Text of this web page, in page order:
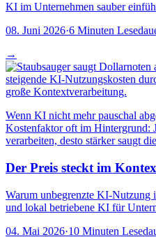
KI im Unternehmen sauber
08. Juni 2026·6 Minuten
→
Wenn KI nicht mehr pauschal
Kostenfaktor oft im Hintergrund:
verarbeiten, desto stärker saugt
Der Preis steckt im
Warum unbegrenzte KI-Nutzung
und lokal betriebene KI für
04. Mai 2026·10 Minuten